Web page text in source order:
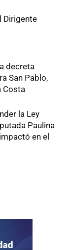
Dirigente
decreta
San Pablo,
Costa
la Ley
Paulina
en el